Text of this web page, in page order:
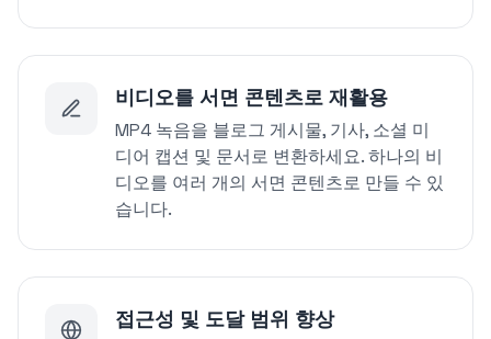
비디오를 서면 콘텐츠로 재활용
MP4 녹음을 블로그 게시물, 기사, 소셜 미
디어 캡션 및 문서로 변환하세요. 하나의 비
디오를 여러 개의 서면 콘텐츠로 만들 수 있
습니다.
접근성 및 도달 범위 향상